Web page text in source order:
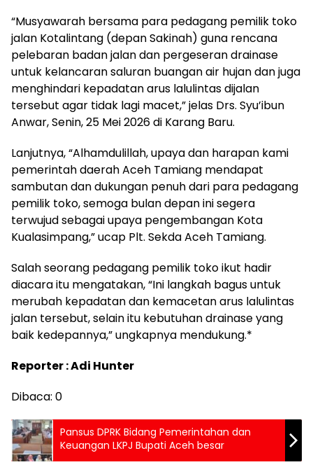
“Musyawarah bersama para pedagang pemilik toko
jalan Kotalintang (depan Sakinah) guna rencana
pelebaran badan jalan dan pergeseran drainase
untuk kelancaran saluran buangan air hujan dan juga
menghindari kepadatan arus lalulintas dijalan
tersebut agar tidak lagi macet,” jelas Drs. Syu’ibun
Anwar, Senin, 25 Mei 2026 di Karang Baru.
Lanjutnya, “Alhamdulillah, upaya dan harapan kami
pemerintah daerah Aceh Tamiang mendapat
sambutan dan dukungan penuh dari para pedagang
pemilik toko, semoga bulan depan ini segera
terwujud sebagai upaya pengembangan Kota
Kualasimpang,” ucap Plt. Sekda Aceh Tamiang.
Salah seorang pedagang pemilik toko ikut hadir
diacara itu mengatakan, “Ini langkah bagus untuk
merubah kepadatan dan kemacetan arus lalulintas
jalan tersebut, selain itu kebutuhan drainase yang
baik kedepannya,” ungkapnya mendukung.*
Reporter : Adi Hunter
Dibaca: 0
Pansus DPRK Bidang Pemerintahan dan
Keuangan LKPJ Bupati Aceh besar